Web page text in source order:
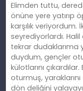
Elimden tuttu,
önüne yere yatırıp
karşılık
seyrediyorlardı.
tekrar dudaklarıma
duydum, gençler
külotlarını
oturmuş,
dön deliğini